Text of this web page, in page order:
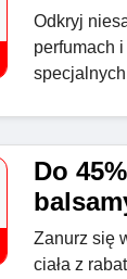
Odkryj
perfumach
Do
Zanurz się
ciała z